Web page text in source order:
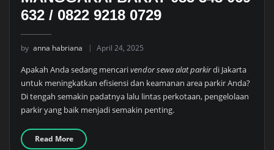
632 / 0822 9218 0729
by anna habriana April 24, 2025
Apakah Anda sedang mencarivendor sewa alat parkirdi Jakarta
untuk meningkatkan efisiensi dan keamanan area parkir Anda?
Di tengah semakin padatnya lalu lintas perkotaan, pengelolaan
parkir yang baik menjadi semakin penting.
Read More